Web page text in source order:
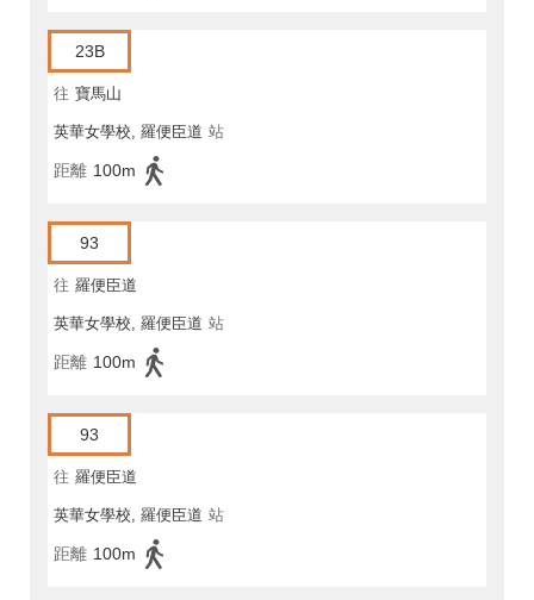
23B
往 寶馬山
英華女學校, 羅便臣道 站
距離 100m
93
往 羅便臣道
英華女學校, 羅便臣道 站
距離 100m
93
往 羅便臣道
英華女學校, 羅便臣道 站
距離 100m